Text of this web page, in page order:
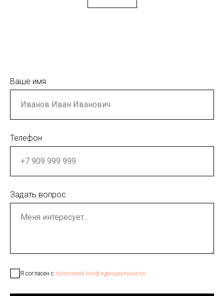
Ваше имя
Телефон
Задать вопрос
Я согласен с политикой конфиденциальности